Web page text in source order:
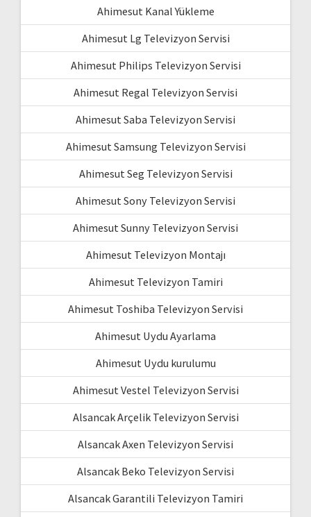
Ahimesut Kanal Yükleme
Ahimesut Lg Televizyon Servisi
Ahimesut Philips Televizyon Servisi
Ahimesut Regal Televizyon Servisi
Ahimesut Saba Televizyon Servisi
Ahimesut Samsung Televizyon Servisi
Ahimesut Seg Televizyon Servisi
Ahimesut Sony Televizyon Servisi
Ahimesut Sunny Televizyon Servisi
Ahimesut Televizyon Montajı
Ahimesut Televizyon Tamiri
Ahimesut Toshiba Televizyon Servisi
Ahimesut Uydu Ayarlama
Ahimesut Uydu kurulumu
Ahimesut Vestel Televizyon Servisi
Alsancak Arçelik Televizyon Servisi
Alsancak Axen Televizyon Servisi
Alsancak Beko Televizyon Servisi
Alsancak Garantili Televizyon Tamiri